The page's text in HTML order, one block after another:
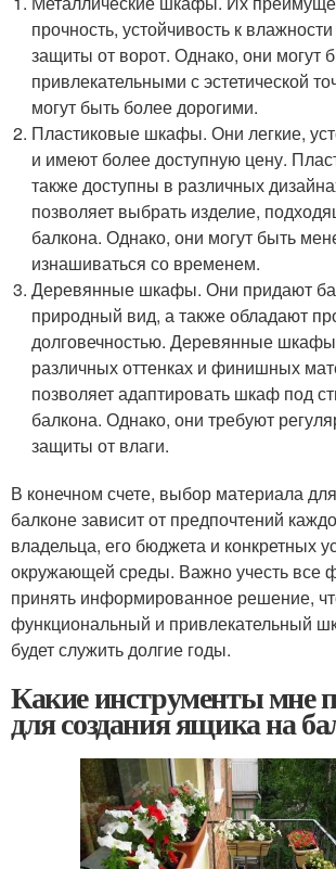
прочность, устойчивость к
защиты от ворот. Однако, они могут
привлекательными с эстетической
могут быть более дорогими.
Пластиковые шкафы. Они легкие,
и имеют более доступную цену.
также доступны в различных
позволяет выбрать изделие,
балкона. Однако, они могут быть
изнашиваться со временем.
Деревянные шкафы. Они придают
природный вид, а также обладают
долговечностью. Деревянные
различных оттенках и финишных
позволяет адаптировать шкаф под
балкона. Однако, они требуют
защиты от влаги.
В конечном счете, выбор материала
балконе зависит от предпочтений
владельца, его бюджета и конкретных
окружающей среды. Важно учесть все
принять информированное решение,
функциональный и привлекательный
будет служить долгие годы.
Какие инструменты мне
для создания ящика на